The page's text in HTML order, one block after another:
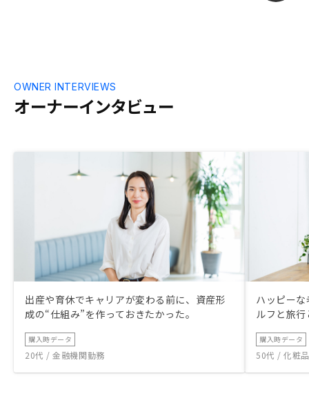
オーナーインタビュー
OWNER INTERVIEWS
出産や育休でキャリアが変わる前に、資産形
成の“仕組み”を作っておきたかった。
購入時データ
20代 / 金融機関勤務
ハッピー
ルフと旅
購入時データ
50代 / 化粧